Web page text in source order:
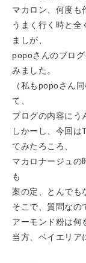
マカロン、何度も
うまく行く時と全
ましが、
popoさんのブロ
みました。
（私もpopoさん
て、
ブログの内容にう
しかーし、今回は
てみたろころ、
マカロナージュの
も
案の定、とんでも
そこで、質問なの
アーモンド粉は何
当方、ベイエリア